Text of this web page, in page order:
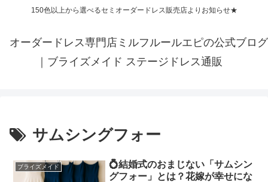
150色以上から選べるセミオーダードレス販売店よりお知らせ★
オーダードレス専門店ミルフルールエピの公式ブログ
｜ブライズメイド ステージドレス通販
サムシングフォー
ブライズメイド
💍結婚式のおまじない「サムシン
グフォー」とは？花嫁が幸せにな